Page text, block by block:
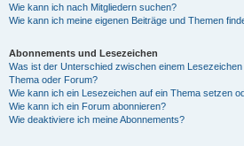
Wie kann ich nach Mitgliedern suchen?
Wie kann ich meine eigenen Beiträge und Themen
Abonnements und Lesezeichen
Was ist der Unterschied zwischen einem
Thema oder Forum?
Wie kann ich ein Lesezeichen auf ein Thema setzen
Wie kann ich ein Forum abonnieren?
Wie deaktiviere ich meine Abonnements?